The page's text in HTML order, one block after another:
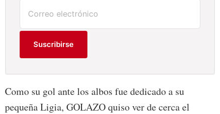
Suscribirse
Como su gol ante los albos fue dedicado a su
pequeña Ligia, GOLAZO quiso ver de cerca el